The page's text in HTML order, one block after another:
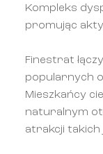
Kompleks
promując
Finestrat
popularnych
Mieszkańcy
naturalnym
atrakcji takich